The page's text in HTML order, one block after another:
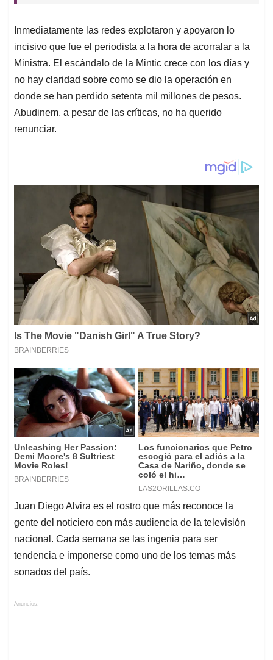
Inmediatamente las redes explotaron y apoyaron lo
incisivo que fue el periodista a la hora de acorralar a la
Ministra. El escándalo de la Mintic crece con los días y
no hay claridad sobre como se dio la operación en
donde se han perdido setenta mil millones de pesos.
Abudinem, a pesar de las críticas, no ha querido
renunciar.
Juan Diego Alvira es el rostro que más reconoce la
gente del noticiero con más audiencia de la televisión
nacional. Cada semana se las ingenia para ser
tendencia e imponerse como uno de los temas más
sonados del país.
Anuncios.